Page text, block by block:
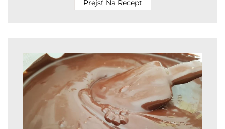
Prejsť Na Recept